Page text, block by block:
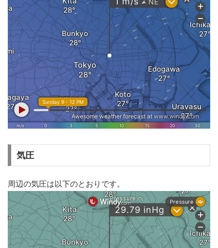
気圧
周辺の気圧は以下のとおりです。